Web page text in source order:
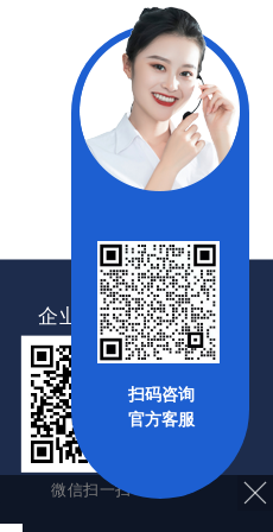
微信扫一扫
企业公众号
扫码咨询
官方客服